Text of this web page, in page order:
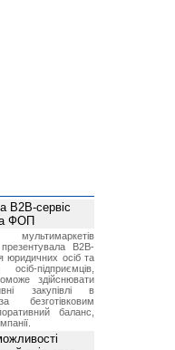
B2B-сервіс
ФОП
B2B-
юридичних осіб та
підприємців,
здійснювати
закупівлі в
безготівковим
баланс,